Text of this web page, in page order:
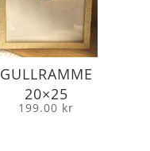
GULLRAMME
20×25
199.00 kr